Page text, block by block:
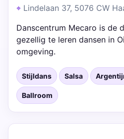
Lindelaan 37, 5076 CW
Danscentrum Mecaro is de
gezellig te leren dansen in
omgeving.
Stijldans Salsa
Ballroom